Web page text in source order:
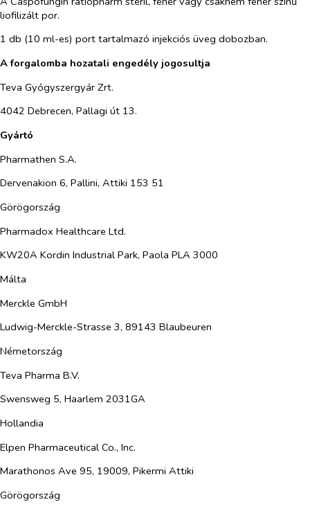
liofilizált por.
1 db (10 ml-es) port tartalmazó injekciós üveg dobozban.
A forgalomba hozatali engedély jogosultja
Teva Gyógyszergyár Zrt.
4042 Debrecen, Pallagi út 13.
Gyártó
Pharmathen S.A.
Dervenakion 6, Pallini, Attiki 153 51
Görögország
Pharmadox Healthcare Ltd.
KW20A Kordin Industrial Park, Paola PLA 3000
Málta
Merckle GmbH
Ludwig-Merckle-Strasse 3, 89143 Blaubeuren
Németország
Teva Pharma B.V.
Swensweg 5, Haarlem 2031GA
Hollandia
Elpen Pharmaceutical Co., Inc.
Marathonos Ave 95, 19009, Pikermi Attiki
Görögország